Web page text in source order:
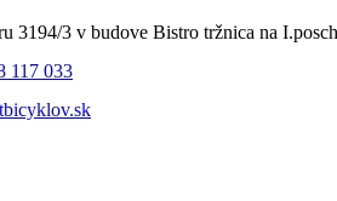
3194/3 v budove Bistro tržnica na
117 033